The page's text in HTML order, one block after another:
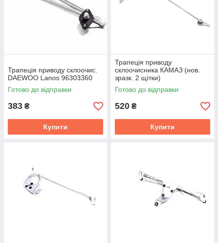
Трапеція приводу склоочис.
DAEWOO Lanos 96303360
Готово до відправки
383 ₴
Купити
Трапеція приводу
склоочисника КАМАЗ (нов.
зразк. 2 щітки)
СЛ-27.5205.500-02
Готово до відправки
520 ₴
Купити